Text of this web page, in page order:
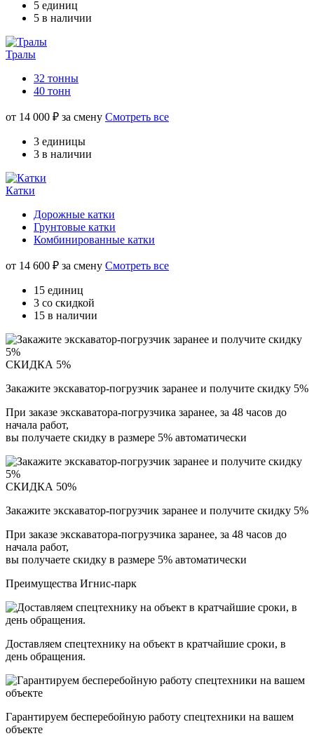
5 единиц
5 в наличии
Тралы
32 тонны
40 тонн
от 14 000 ₽ за смену Смотреть все
3 единицы
3 в наличии
Катки
Дорожные катки
Грунтовые катки
Комбинированные катки
от 14 600 ₽ за смену Смотреть все
15 единиц
3 со скидкой
15 в наличии
СКИДКА 5%
Закажите экскаватор-погрузчик заранее и получите скидку 5%
При заказе экскаватора-погрузчика заранее, за 48 часов до
начала работ,
вы получаете скидку в размере 5% автоматически
СКИДКА 50%
Закажите экскаватор-погрузчик заранее и получите скидку 5%
При заказе экскаватора-погрузчика заранее, за 48 часов до
начала работ,
вы получаете скидку в размере 5% автоматически
Преимущества Игнис-парк
Доставляем спецтехнику на объект в кратчайшие сроки, в
день обращения.
Гарантируем бесперебойную работу спецтехники на вашем
объекте